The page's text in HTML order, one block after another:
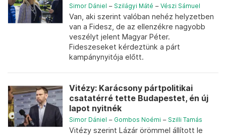
Simor Dániel – Szilágyi Máté – Vészi Sámuel
Van, aki szerint valóban nehéz helyzetben
van a Fidesz, de az ellenzékre nagyobb
veszélyt jelent Magyar Péter.
Fideszeseket kérdeztünk a párt
kampánynyitója előtt.
Vitézy: Karácsony pártpolitikai
csatatérré tette Budapestet, én új
lapot nyitnék
Simor Dániel – Gombos Noémi – Szilli Tamás
Vitézy szerint Lázár örömmel állított le